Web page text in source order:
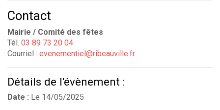
Contact
Mairie / Comité des fêtes
Tél. 03 89 73 20 04
Courriel : evenementiel@ribeauville.fr
Détails de l'évènement :
Date : Le 14/05/2025